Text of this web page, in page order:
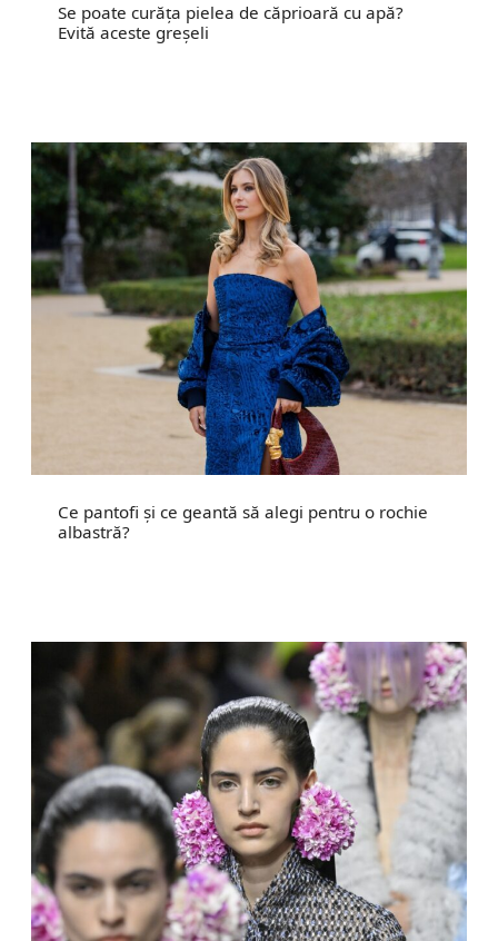
Se poate curăța pielea de căprioară cu apă?
Evită aceste greșeli
Ce pantofi și ce geantă să alegi pentru o rochie
albastră?